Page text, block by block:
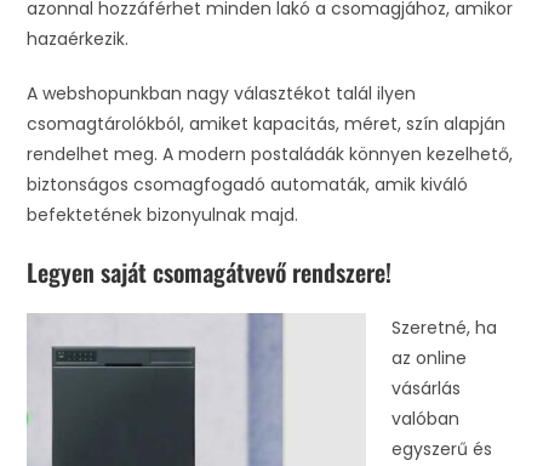
azonnal hozzáférhet minden lakó a csomagjához, amikor
hazaérkezik.
A webshopunkban nagy választékot talál ilyen
csomagtárolókból, amiket kapacitás, méret, szín alapján
rendelhet meg. A modern postaládák könnyen kezelhető,
biztonságos csomagfogadó automaták, amik kiváló
befektetének bizonyulnak majd.
Legyen saját csomagátvevő rendszere!
Szeretné, ha
az online
vásárlás
valóban
egyszerű és